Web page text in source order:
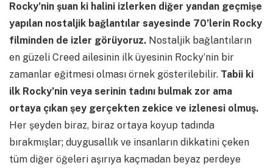
Rocky’nin şuan ki halini izlerken diğer yandan geçmişe
yapılan nostaljik bağlantılar sayesinde 70’lerin Rocky
filminden de izler görüyoruz. Nostaljik bağlantıların
en güzeli Creed ailesinin ilk üyesinin Rocky’nin bir
zamanlar eğitmesi olması örnek gösterilebilir. Tabii ki
ilk Rocky’nin veya serinin tadını bulmak zor ama
ortaya çıkan şey gerçekten zekice ve izlenesi olmuş.
Her şeyden biraz, biraz ortaya koyup tadında
bırakmışlar; duygusallık ve insanların dikkatini çeken
tüm diğer öğeleri aşırıya kaçmadan beyaz perdeye